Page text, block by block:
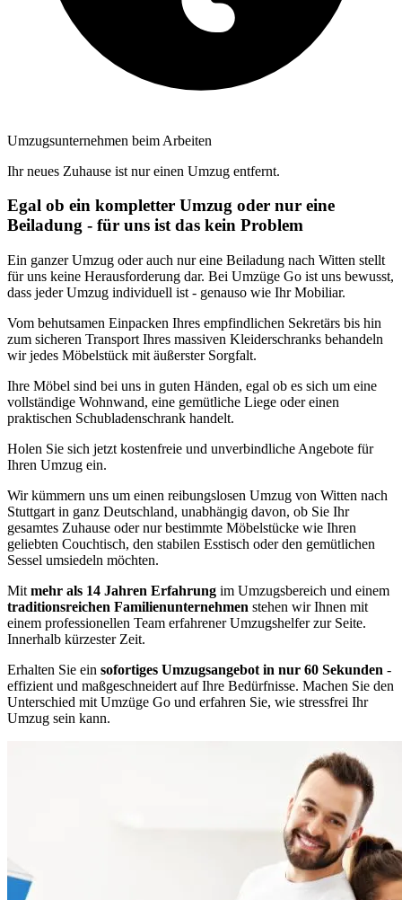
Umzugsunternehmen beim Arbeiten
Ihr neues Zuhause ist nur einen Umzug entfernt.
Egal ob ein kompletter Umzug oder nur eine
Beiladung - für uns ist das kein Problem
Ein ganzer Umzug oder auch nur eine Beiladung nach Witten stellt
für uns keine Herausforderung dar. Bei Umzüge Go ist uns bewusst,
dass jeder Umzug individuell ist - genauso wie Ihr Mobiliar.
Vom behutsamen Einpacken Ihres empfindlichen Sekretärs bis hin
zum sicheren Transport Ihres massiven Kleiderschranks behandeln
wir jedes Möbelstück mit äußerster Sorgfalt.
Ihre Möbel sind bei uns in guten Händen, egal ob es sich um eine
vollständige Wohnwand, eine gemütliche Liege oder einen
praktischen Schubladenschrank handelt.
Holen Sie sich jetzt kostenfreie und unverbindliche Angebote für
Ihren Umzug ein.
Wir kümmern uns um einen reibungslosen Umzug von Witten nach
Stuttgart in ganz Deutschland, unabhängig davon, ob Sie Ihr
gesamtes Zuhause oder nur bestimmte Möbelstücke wie Ihren
geliebten Couchtisch, den stabilen Esstisch oder den gemütlichen
Sessel umsiedeln möchten.
Mit mehr als 14 Jahren Erfahrung im Umzugsbereich und einem
traditionsreichen Familienunternehmen stehen wir Ihnen mit
einem professionellen Team erfahrener Umzugshelfer zur Seite.
Innerhalb kürzester Zeit.
Erhalten Sie ein sofortiges Umzugsangebot in nur 60 Sekunden -
effizient und maßgeschneidert auf Ihre Bedürfnisse. Machen Sie den
Unterschied mit Umzüge Go und erfahren Sie, wie stressfrei Ihr
Umzug sein kann.